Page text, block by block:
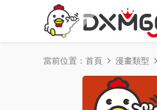
當前位置： 首頁 漫畫類型